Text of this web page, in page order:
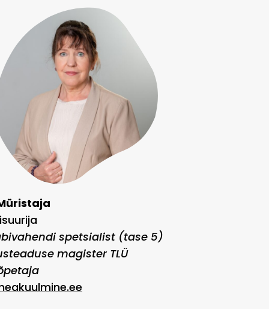
spetsialist (tase 5)
magister TLÜ